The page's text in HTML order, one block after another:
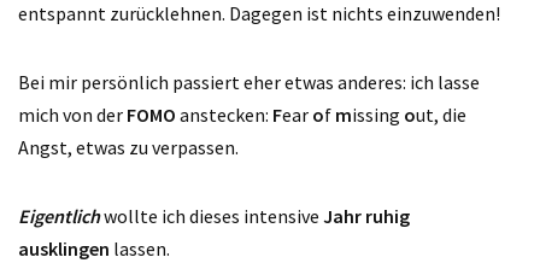
entspannt zurücklehnen. Dagegen ist nichts einzuwenden!
Bei mir persönlich passiert eher etwas anderes: ich lasse
mich von der FOMO anstecken: Fear of missing out, die
Angst, etwas zu verpassen.
Eigentlichwollte ich dieses intensive Jahr ruhig
ausklingen lassen.